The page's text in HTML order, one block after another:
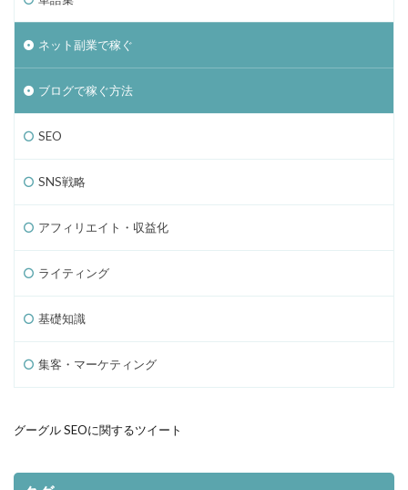
ネット副業で稼ぐ
ブログで稼ぐ方法
SEO
SNS戦略
アフィリエイト・収益化
ライティング
基礎知識
集客・マーケティング
グーグル SEOに関するツイート